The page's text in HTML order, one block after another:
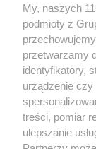
Żaden utwór
tym także
eksploatacji w
Internecie bez
wykorzystanie
tzn. bez właściwej
ścigane prawnie.
My, naszych
podmioty z
przetwarzamy
identyfikatory,
urządzenie czy
treści, pomiar
ulepszanie